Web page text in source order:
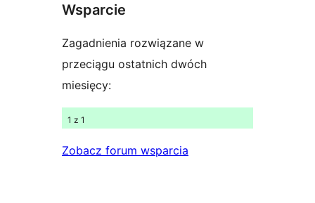
Wsparcie
Zagadnienia rozwiązane w
przeciągu ostatnich dwóch
miesięcy:
1 z 1
Zobacz forum wsparcia